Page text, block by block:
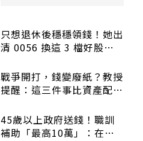
只想退休後穩穩領錢！她出
清 0056 換這 3 檔好股：
戰爭開打，錢變廢紙？教授
提醒：這三件事比資產配置
45歲以上政府送錢！職訓
補助「最高10萬」：在